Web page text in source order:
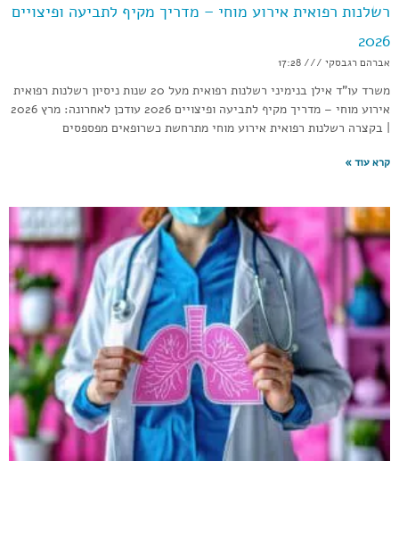
רשלנות רפואית אירוע מוחי – מדריך מקיף לתביעה ופיצויים
2026
אברהם רגבסקי
משרד עו”ד אילן בנימיני רשלנות רפואית מעל 20 שנות ניסיון רשלנות רפואית
אירוע מוחי – מדריך מקיף לתביעה ופיצויים 2026 עודכן לאחרונה: מרץ 2026
| בקצרה רשלנות רפואית אירוע מוחי מתרחשת כשרופאים מפספסים
קרא עוד »